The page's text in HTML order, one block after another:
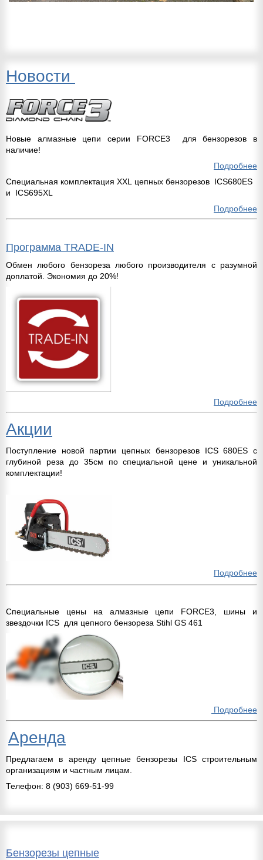
Новости
Новые алмазные цепи серии FORCE3
для бензорезов в
наличие!
Подробнее
Специальная комплектация XXL цепных бензорезов ICS680ES
и ICS695XL
Подробнее
Программа TRADE-IN
Обмен любого бензореза любого производителя с разумной
доплатой. Экономия до 20%!
Подробнее
Акции
Поступление новой партии цепных бензорезов ICS 680ES с
глубиной реза до 35см по специальной цене и уникальной
комплектации!
Подробнее
Специальные цены на алмазные цепи FORCE3, шины и
звездочки ICS для цепного бензореза Stihl GS 461
Подробнее
Аренда
Предлагаем в аренду цепные бензорезы ICS строительным
организациям и частным лицам.
Телефон: 8 (903) 669-51-99
Бензорезы цепные